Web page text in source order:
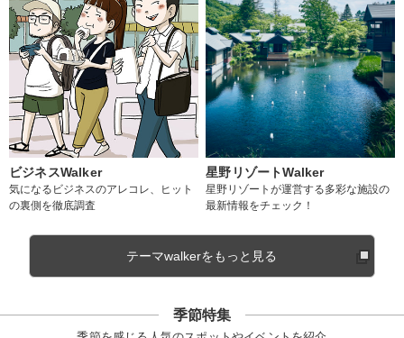
ビジネスWalker
気になるビジネスのアレコレ、ヒット
の裏側を徹底調査
星野リゾートWalker
星野リゾートが運営する多彩な施設の
最新情報をチェック！
テーマwalkerをもっと見る
季節特集